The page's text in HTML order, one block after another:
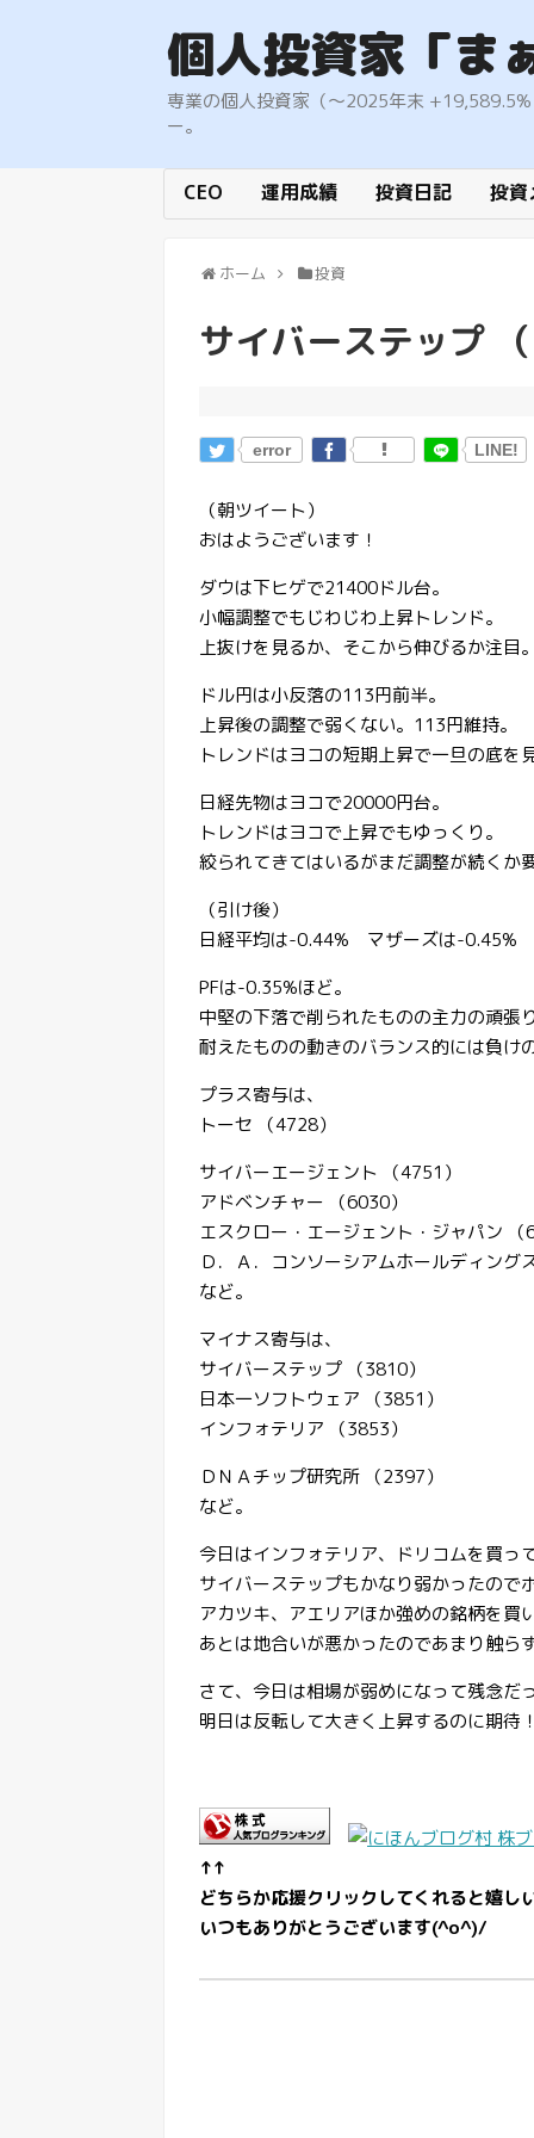
個人投資家「ま
専業の個人投資家（〜2025年末
ー。
CEO 運用成績 投資日記 投資
ホーム 投資
サイバーステップ
error LINE!
（朝ツイート）
おはようございます！
ダウは下ヒゲで21400ドル台。
小幅調整でもじわじわ上昇トレンド。
上抜けを見るか、そこから伸びるか注目
ドル円は小反落の113円前半。
上昇後の調整で弱くない。113円維持。
トレンドはヨコの短期上昇で一旦の底を
日経先物はヨコで20000円台。
トレンドはヨコで上昇でもゆっくり。
絞られてきてはいるがまだ調整が続くか
（引け後）
日経平均は-0.44% マザーズは-0.45%
PFは-0.35%ほど。
中堅の下落で削られたものの主力の頑張
耐えたものの動きのバランス的には負け
プラス寄与は、
トーセ （4728）
サイバーエージェント （4751）
アドベンチャー （6030）
エスクロー・エージェント・ジャパン （
Ｄ．Ａ．コンソーシアムホールディング
など。
マイナス寄与は、
サイバーステップ （3810）
日本一ソフトウェア （3851）
インフォテリア （3853）
ＤＮＡチップ研究所 （2397）
など。
今日はインフォテリア、ドリコムを買っ
サイバーステップもかなり弱かったので
アカツキ、アエリアほか強めの銘柄を買
あとは地合いが悪かったのであまり触ら
さて、今日は相場が弱めになって残念だ
明日は反転して大きく上昇するのに期待
↑↑
どちらか応援クリックしてくれると嬉し
いつもありがとうございます(^o^)/